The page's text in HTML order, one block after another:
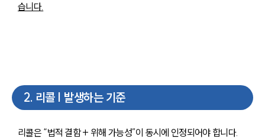
습니다.
2. 리콜 | 발생하는 기준
리콜은 “법적 결함 + 위해 가능성”이 동시에 인정되어야 합니다.